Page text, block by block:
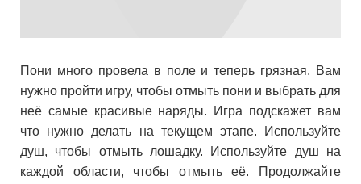
Пони много провела в поле и теперь грязная. Вам
нужно пройти игру, чтобы отмыть пони и выбрать для
неё самые красивые наряды. Игра подскажет вам
что нужно делать на текущем этапе. Используйте
душ, чтобы отмыть лошадку. Используйте душ на
каждой области, чтобы отмыть её. Продолжайте